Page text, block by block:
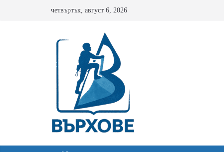
четвъртък, август 6, 2026